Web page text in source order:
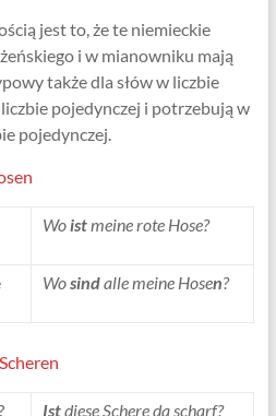
jest to, że te niemieckie
i w mianowniku mają
także dla słów w liczbie
pojedynczej i potrzebują w
pojedynczej.
Wo istmeine rote Hose?
Wo sindalle meine Hosen?
Istdiese Schere da scharf?